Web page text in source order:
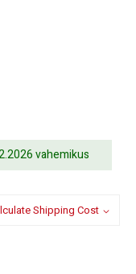
vahemikus
Shipping Cost